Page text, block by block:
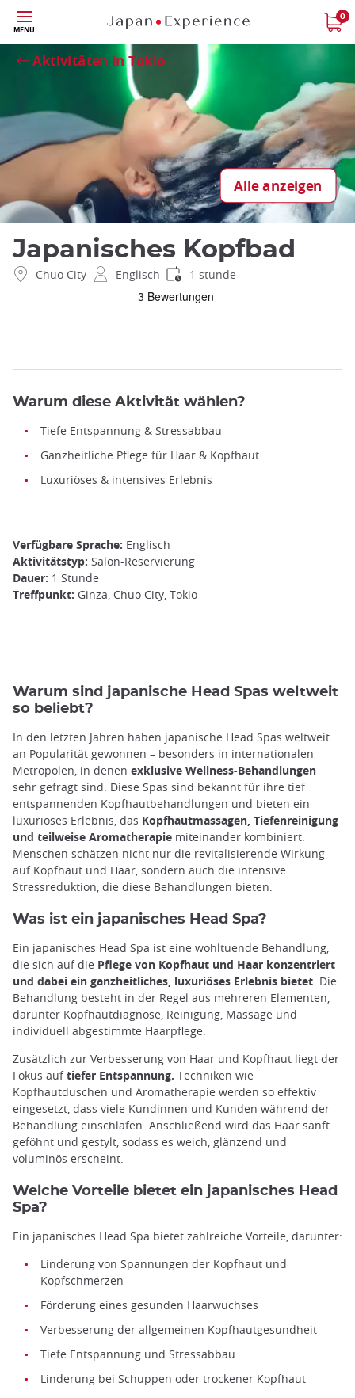
Größe
MENU
0
Aktivitäten in Tokio
Alle anzeigen
Schließen
Japanisches Kopfbad
Chuo City Englisch 1 stunde
Warum diese Aktivität wählen?
Tiefe Entspannung & Stressabbau
Ganzheitliche Pflege für Haar & Kopfhaut
Luxuriöses & intensives Erlebnis
Verfügbare Sprache: Englisch
Aktivitätstyp: Salon-Reservierung
Dauer: 1 Stunde
Treffpunkt: Ginza, Chuo City, Tokio
Warum sind japanische Head Spas weltweit
so beliebt?
In den letzten Jahren haben japanische Head Spas weltweit
an Popularität gewonnen – besonders in internationalen
Metropolen, in denen exklusive Wellness-Behandlungen
sehr gefragt sind. Diese Spas sind bekannt für ihre tief
entspannenden Kopfhautbehandlungen und bieten ein
luxuriöses Erlebnis, das Kopfhautmassagen, Tiefenreinigung
und teilweise Aromatherapie miteinander kombiniert.
Menschen schätzen nicht nur die revitalisierende Wirkung
auf Kopfhaut und Haar, sondern auch die intensive
Stressreduktion, die diese Behandlungen bieten.
Was ist ein japanisches Head Spa?
Ein japanisches Head Spa ist eine wohltuende Behandlung,
die sich auf die Pflege von Kopfhaut und Haar konzentriert
und dabei ein ganzheitliches, luxuriöses Erlebnis bietet. Die
Behandlung besteht in der Regel aus mehreren Elementen,
darunter Kopfhautdiagnose, Reinigung, Massage und
individuell abgestimmte Haarpflege.
Zusätzlich zur Verbesserung von Haar und Kopfhaut liegt der
Fokus auftiefer Entspannung. Techniken wie
Kopfhautduschen und Aromatherapie werden so effektiv
eingesetzt, dass viele Kundinnen und Kunden während der
Behandlung einschlafen. Anschließend wird das Haar sanft
geföhnt und gestylt, sodass es weich, glänzend und
voluminös erscheint.
Welche Vorteile bietet ein japanisches Head
Spa?
Ein japanisches Head Spa bietet zahlreiche Vorteile, darunter:
Linderung von Spannungen der Kopfhaut und
Kopfschmerzen
Förderung eines gesunden Haarwuchses
Verbesserung der allgemeinen Kopfhautgesundheit
Tiefe Entspannung und Stressabbau
Linderung bei Schuppen oder trockener Kopfhaut